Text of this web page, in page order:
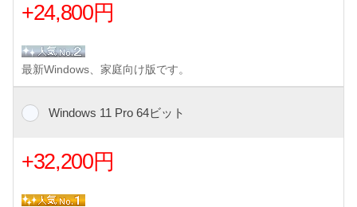
+24,800円
最新Windows、家庭向け版です。
Windows 11 Pro 64ビット
+32,200円